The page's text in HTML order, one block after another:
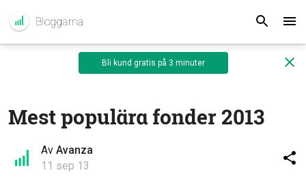
Bli kund gratis på 3 minuter
Mest populära fonder 2013
Av Avanza
11 sep 13